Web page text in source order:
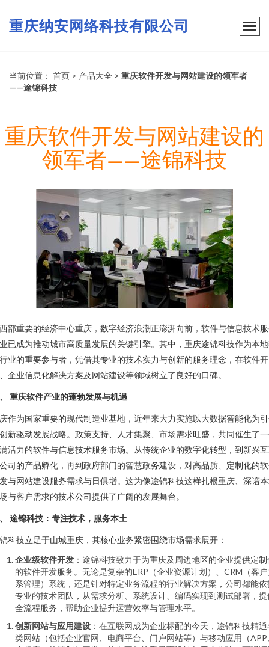
重庆纳安网络科技有限公司
当前位置： 首页 > 产品大全 > 重庆软件开发与网站建设的领军者
——途锦科技
重庆软件开发与网站建设的
领军者——途锦科技
部重要的经济中心重庆，数字经济浪潮正澎湃向前，软件与信息技术
已成为推动城市高质量发展的关键引擎。其中，重庆途锦科技作为本
业的重要参与者，凭借其专业的技术实力与创新的服务理念，在软件开
企业信息化解决方案及网站建设等领域树立了良好的口碑。
重庆软件产业的蓬勃发展与机遇
作为国家重要的现代制造业基地，近年来大力实施以大数据智能化为
新驱动发展战略。政策支持、人才集聚、市场需求旺盛，共同催生了
活力的软件与信息技术服务市场。从传统企业的数字化转型，到新兴
司的产品孵化，再到政府部门的智慧政务建设，对高品质、定制化的
与网站建设服务需求与日俱增。这为像途锦科技这样扎根重庆、深谙
与客户需求的技术公司提供了广阔的发展舞台。
途锦科技：专注技术，服务本土
科技立足于山城重庆，其核心业务紧密围绕市场需求展开：
企业级软件开发 ：途锦科技致力于为重庆及周边地区的企业提供定制
的软件开发服务。无论是复杂的ERP（企业资源计划）、CRM（客
系管理）系统，还是针对特定业务流程的行业解决方案，公司都能依
专业的技术团队，从需求分析、系统设计、编码实现到测试部署，提
全流程服务，帮助企业提升运营效率与管理水平。
创新网站与应用建设 ：在互联网成为企业标配的今天，途锦科技精
类网站（包括企业官网、电商平台、门户网站等）与移动应用（APP